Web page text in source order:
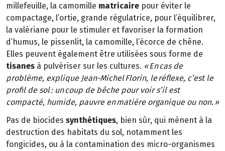
millefeuille, la camomille matricaire pour éviter le
compactage, l’ortie, grande régulatrice, pour l’équilibrer,
la valériane pour le stimuler et favoriser la formation
d’humus, le pissenlit, la camomille, l’écorce de chêne.
Elles peuvent également être utilisées sous forme de
tisanes à pulvériser sur les cultures. « En cas de
problème, explique Jean-Michel Florin, le réflexe, c’est le
profil de sol : un coup de bêche pour voir s’il est
compacté, humide, pauvre en matière organique ou non. »
Pas de biocides synthétiques, bien sûr, qui mènent à la
destruction des habitats du sol, notamment les
fongicides, ou à la contamination des micro-organismes